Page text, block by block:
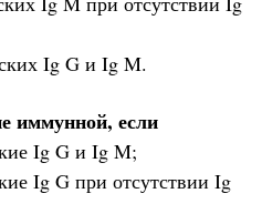
Ig G и Ig M.
иммунной, если
Ig G и Ig M;
Ig G при отсутствии Ig